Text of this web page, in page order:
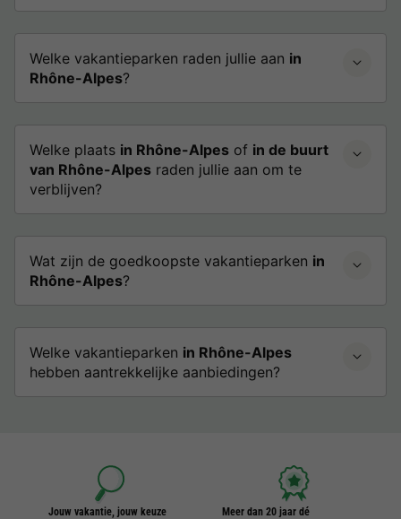
Welke vakantieparken raden jullie aan in
Rhône-Alpes?
Welke plaats in Rhône-Alpes of in de buurt
van Rhône-Alpes raden jullie aan om te
verblijven?
Wat zijn de goedkoopste vakantieparken in
Rhône-Alpes?
Welke vakantieparken in Rhône-Alpes
hebben aantrekkelijke aanbiedingen?
Jouw vakantie, jouw keuze
Meer dan 20 jaar dé